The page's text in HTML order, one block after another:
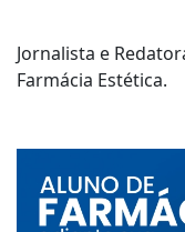
Jornalista e
Farmácia Estética.